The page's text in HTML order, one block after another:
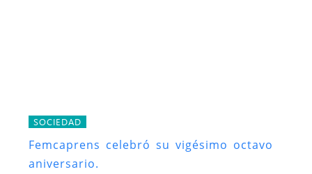
SOCIEDAD
Femcaprens celebró su vigésimo octavo
aniversario.